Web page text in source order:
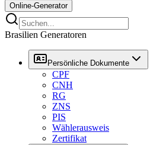
Online-Generator
Brasilien Generatoren
Persönliche Dokumente
CPF
CNH
RG
ZNS
PIS
Wählerausweis
Zertifikat